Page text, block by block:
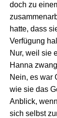
doch zu
hatte, dass
Verfügung
Nur, weil sie
Hanna
Nein, es war
wie sie das
Anblick,
sich selbst